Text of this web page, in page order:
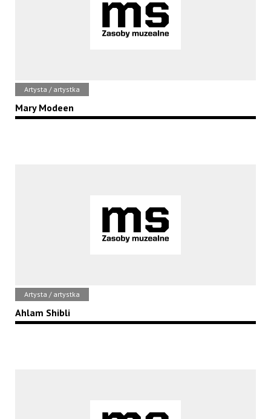
Artysta / artystka
Mary Modeen
Artysta / artystka
Ahlam Shibli